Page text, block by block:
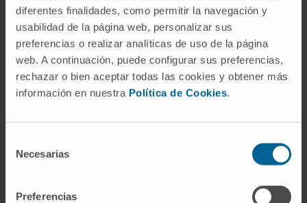
diferentes finalidades, como permitir la navegación y
usabilidad de la página web, personalizar sus
preferencias o realizar analíticas de uso de la página
web. A continuación, puede configurar sus preferencias,
rechazar o bien aceptar todas las cookies y obtener más
información en nuestra Política de Cookies.
Necesarias
Preferencias
Ver Curriculum
Responsable
Servicio de Farmacia
Sede Madrid
Dr. Xabier Abasolo Tamayo